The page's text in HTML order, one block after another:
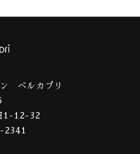
ン ベルカプリ
1-12-32